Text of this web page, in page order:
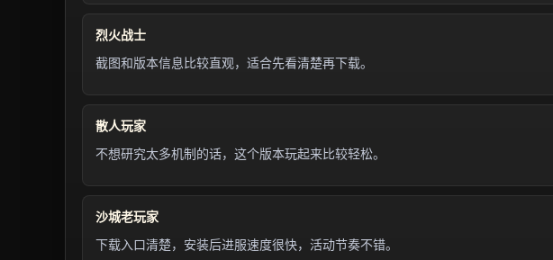
烈火战士
截图和版本信息比较直观，适合先看清楚再下载。
散人玩家
不想研究太多机制的话，这个版本玩起来比较轻松。
沙城老玩家
下载入口清楚，安装后进服速度很快，活动节奏不错。